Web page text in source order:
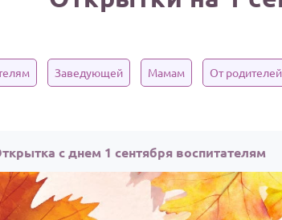
Заведующей Мамам От родителей
с днем 1 сентября воспитателям